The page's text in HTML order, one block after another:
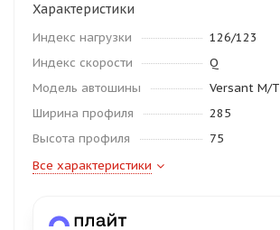
Характеристики
Индекс нагрузки
126/123
Индекс скорости
Q
Модель автошины
Versant M/T
Ширина профиля
285
Высота профиля
75
Все характеристики
Остались вопросы?
8 800 302-02-51